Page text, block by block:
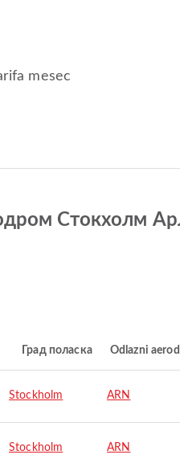
mesec
Стокхолм
Град поласка Odlazni
Stockholm ARN
Stockholm ARN